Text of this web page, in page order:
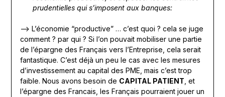
prudentielles qui s’imposent aux banques:
—> L’économie “productive” … c’est quoi ? cela se juge
comment ? par qui ? Si l’on pouvait mobiliser une partie
de l’épargne des Français vers l’Entreprise, cela serait
fantastique. C’est déjà un peu le cas avec les mesures
d’investissement au capital des PME, mais c’est trop
faible. Nous avons besoin de CAPITAL PATIENT , et
l’épargne des Francais, les Français pourraient jouer un